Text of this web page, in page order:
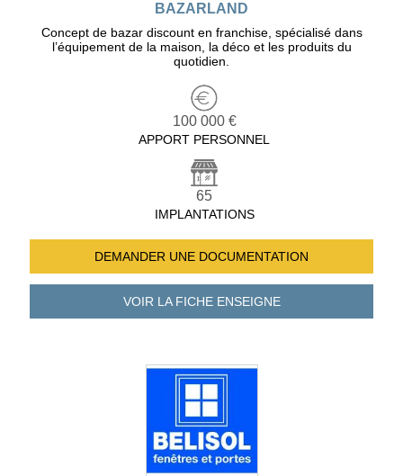
BAZARLAND
Concept de bazar discount en franchise, spécialisé dans
l’équipement de la maison, la déco et les produits du
quotidien.
100 000 €
APPORT PERSONNEL
65
IMPLANTATIONS
DEMANDER UNE DOCUMENTATION
VOIR LA FICHEENSEIGNE